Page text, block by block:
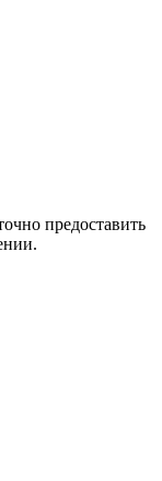
предоставить